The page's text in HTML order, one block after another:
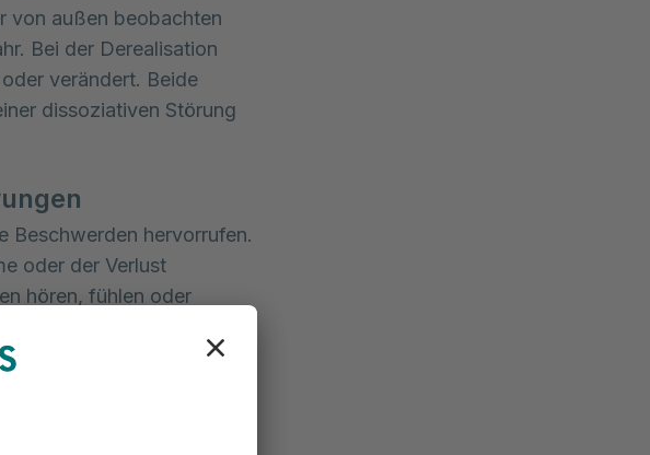
von außen beobachten
Bei der Derealisation
verändert. Beide
dissoziativen Störung
Beschwerden hervorrufen.
oder der Verlust
hören, fühlen oder
organische Ursache.